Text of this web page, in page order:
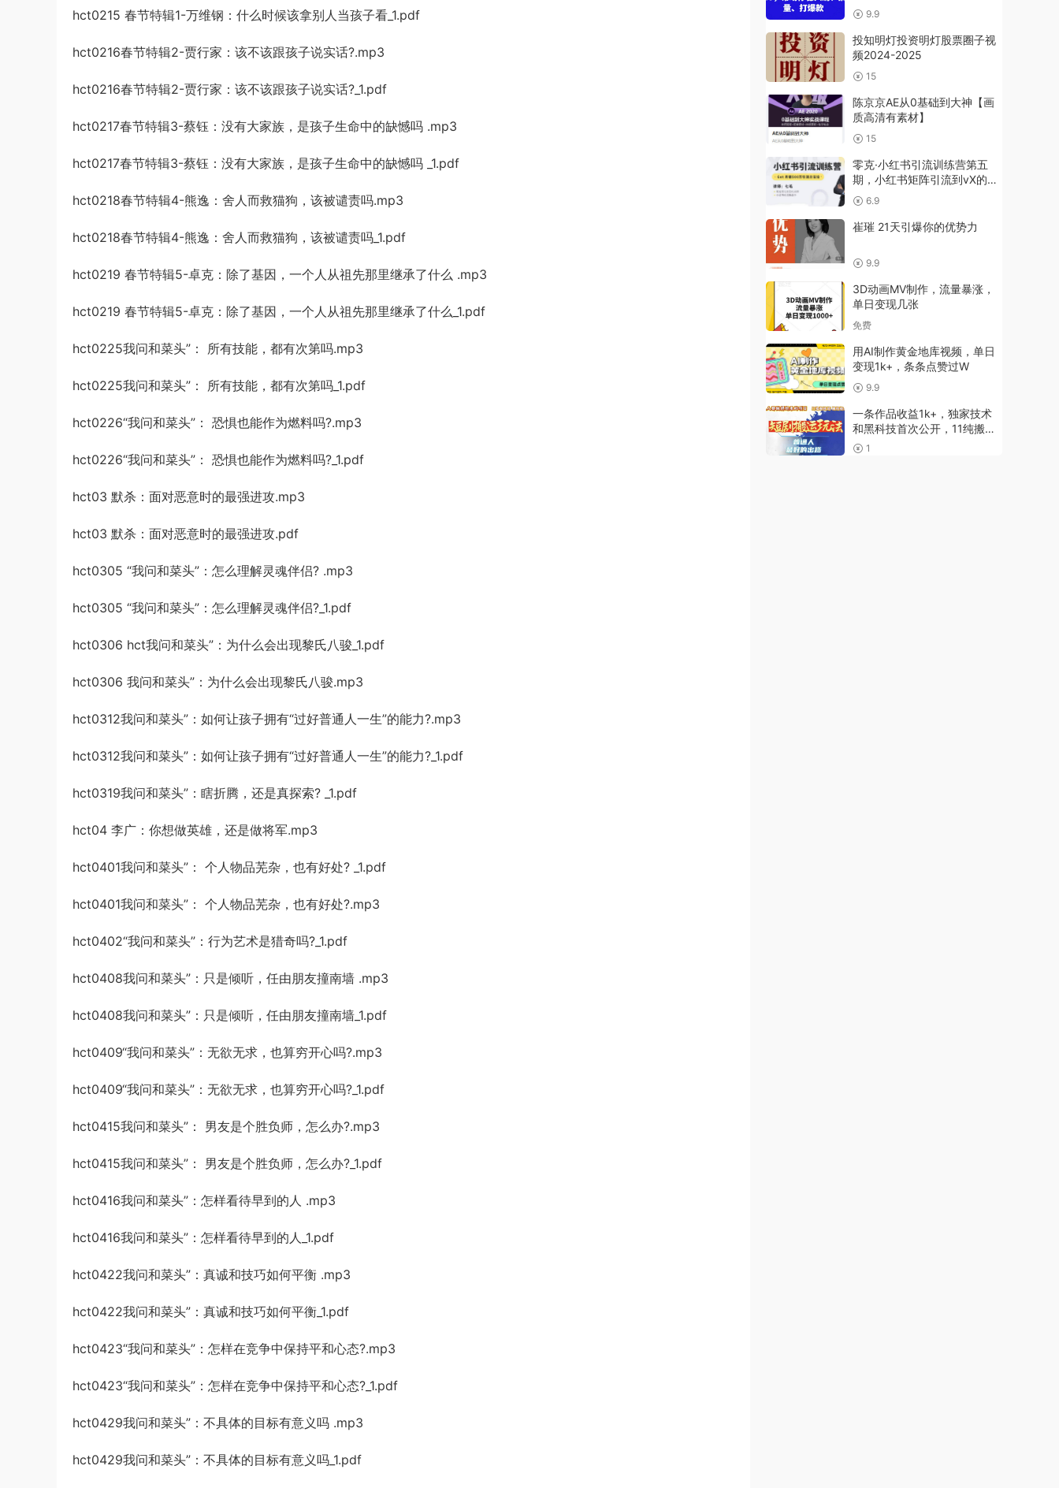
hct0215 春节特辑1-万维钢：什么时候该拿别人当孩子看_1.pdf
hct0216春节特辑2-贾行家：该不该跟孩子说实话?.mp3
hct0216春节特辑2-贾行家：该不该跟孩子说实话?_1.pdf
hct0217春节特辑3-蔡钰：没有大家族，是孩子生命中的缺憾吗 .mp3
hct0217春节特辑3-蔡钰：没有大家族，是孩子生命中的缺憾吗 _1.pdf
hct0218春节特辑4-熊逸：舍人而救猫狗，该被谴责吗.mp3
hct0218春节特辑4-熊逸：舍人而救猫狗，该被谴责吗_1.pdf
hct0219 春节特辑5-卓克：除了基因，一个人从祖先那里继承了什么 .mp3
hct0219 春节特辑5-卓克：除了基因，一个人从祖先那里继承了什么_1.pdf
hct0225我问和菜头”： 所有技能，都有次第吗.mp3
hct0225我问和菜头”： 所有技能，都有次第吗_1.pdf
hct0226“我问和菜头”： 恐惧也能作为燃料吗?.mp3
hct0226“我问和菜头”： 恐惧也能作为燃料吗?_1.pdf
hct03 默杀：面对恶意时的最强进攻.mp3
hct03 默杀：面对恶意时的最强进攻.pdf
hct0305 “我问和菜头”：怎么理解灵魂伴侣? .mp3
hct0305 “我问和菜头”：怎么理解灵魂伴侣?_1.pdf
hct0306 hct我问和菜头”：为什么会出现黎氏八骏_1.pdf
hct0306 我问和菜头”：为什么会出现黎氏八骏.mp3
hct0312我问和菜头”：如何让孩子拥有“过好普通人一生”的能力?.mp3
hct0312我问和菜头”：如何让孩子拥有“过好普通人一生”的能力?_1.pdf
hct0319我问和菜头”：瞎折腾，还是真探索? _1.pdf
hct04 李广：你想做英雄，还是做将军.mp3
hct0401我问和菜头”： 个人物品芜杂，也有好处? _1.pdf
hct0401我问和菜头”： 个人物品芜杂，也有好处?.mp3
hct0402“我问和菜头”：行为艺术是猎奇吗?_1.pdf
hct0408我问和菜头”：只是倾听，任由朋友撞南墙 .mp3
hct0408我问和菜头”：只是倾听，任由朋友撞南墙_1.pdf
hct0409“我问和菜头”：无欲无求，也算穷开心吗?.mp3
hct0409“我问和菜头”：无欲无求，也算穷开心吗?_1.pdf
hct0415我问和菜头”： 男友是个胜负师，怎么办?.mp3
hct0415我问和菜头”： 男友是个胜负师，怎么办?_1.pdf
hct0416我问和菜头”：怎样看待早到的人 .mp3
hct0416我问和菜头”：怎样看待早到的人_1.pdf
hct0422我问和菜头”：真诚和技巧如何平衡 .mp3
hct0422我问和菜头”：真诚和技巧如何平衡_1.pdf
hct0423“我问和菜头”：怎样在竞争中保持平和心态?.mp3
hct0423“我问和菜头”：怎样在竞争中保持平和心态?_1.pdf
hct0429我问和菜头”：不具体的目标有意义吗 .mp3
hct0429我问和菜头”：不具体的目标有意义吗_1.pdf
打爆款
9.9
投知明灯投资明灯股票圈子视
频2024-2025
15
陈京京AE从0基础到大神【画
质高清有素材】
15
零克·小红书引流训练营第五
期，小红书矩阵引流到vX的方
法论6.9
崔璀 21天引爆你的优势力
9.9
3D动画MV制作，流量暴涨，
单日变现几张
免费
用AI制作黄金地库视频，单日
变现1k+，条条点赞过W
9.9
一条作品收益1k+，独家技术
和黑科技首次公开，11纯搬，
爆流爆粉嘎嘎猛，有手就能干
1